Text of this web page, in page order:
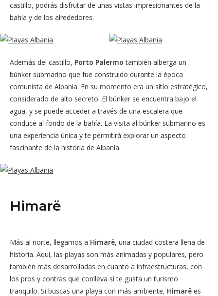
castillo, podrás disfrutar de unas vistas impresionantes de la
bahía y de los alrededores.
Además del castillo, Porto Palermo también alberga un
búnker submarino que fue construido durante la época
comunista de Albania. En su momento era un sitio estratégico,
considerado de alto secreto. El búnker se encuentra bajo el
agua, y se puede acceder a través de una escalera que
conduce al fondo de la bahía. La visita al búnker submarino es
una experiencia única y te permitirá explorar un aspecto
fascinante de la historia de Albania.
Himarë
Más al norte, llegamos a Himarë, una ciudad costera llena de
historia. Aquí, las playas son más animadas y populares, pero
también más desarrolladas en cuanto a infraestructuras, con
los pros y contras que conlleva si te gusta un turismo
tranquilo. Si buscas una playa con más ambiente, Himarë es